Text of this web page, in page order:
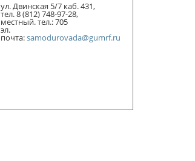
ул. Двинская 5/7 каб. 431,
тел. 8 (812) 748-97-28,
местный. тел.: 705
эл.
почта:samodurovada@gumrf.ru